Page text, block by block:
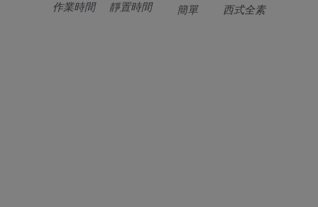
作業時間
靜置時間
簡單 西式全素